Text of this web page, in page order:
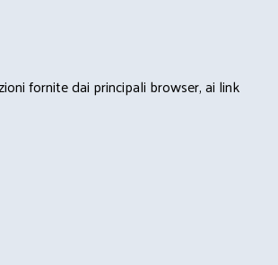
fornite dai principali browser, ai link